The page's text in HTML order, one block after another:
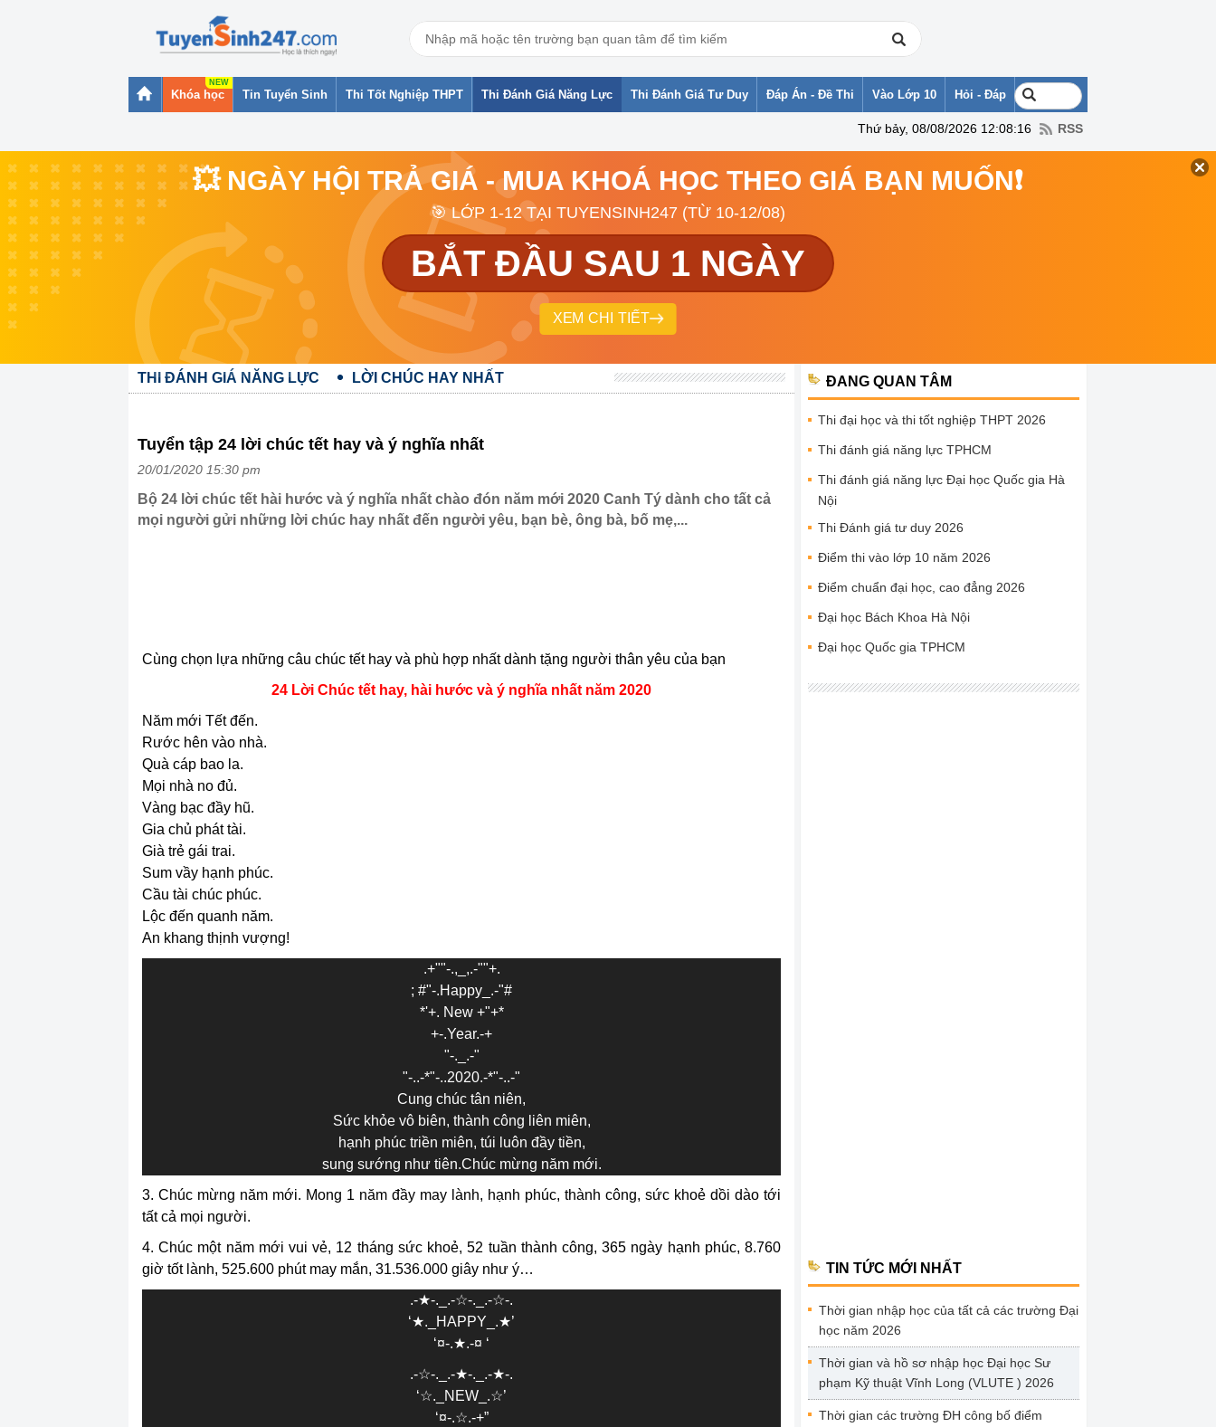
Khóa học Tin Tuyển Sinh Thi Tốt Nghiệp THPT Thi Đánh Giá Năng Lực Thi Đánh Giá Tư Duy Đáp Án - Đề Thi Vào Lớp 10 Hỏi - Đáp
Thứ bảy, 08/08/2026 12:08:16 RSS
💥 NGÀY HỘI TRẢ GIÁ - MUA KHOÁ HỌC THEO GIÁ BẠN MUỐN❗
🎯 LỚP 1-12 TẠI TUYENSINH247 (TỪ 10-12/08)
BẮT ĐẦU SAU 1 NGÀY
XEM CHI TIẾT
THI ĐÁNH GIÁ NĂNG LỰC LỜI CHÚC HAY NHẤT
Tuyển tập 24 lời chúc tết hay và ý nghĩa nhất
20/01/2020 15:30 pm
Bộ 24 lời chúc tết hài hước và ý nghĩa nhất chào đón năm mới 2020 Canh Tý dành cho tất cả
mọi người gửi những lời chúc hay nhất đến người yêu, bạn bè, ông bà, bố mẹ,...
Cùng chọn lựa những câu chúc tết hay và phù hợp nhất dành tặng người thân yêu của bạn
24 Lời Chúc tết hay, hài hước và ý nghĩa nhất năm 2020
Năm mới Tết đến.
Rước hên vào nhà.
Quà cáp bao la.
Mọi nhà no đủ.
Vàng bạc đầy hũ.
Gia chủ phát tài.
Già trẻ gái trai.
Sum vầy hạnh phúc.
Cầu tài chúc phúc.
Lộc đến quanh năm.
An khang thịnh vượng!
.+""-.,_,.-""+.
; #"-.Happy_.-"#
*'+. New +"+*
+-.Year.-+
"-._.-"
"-..-*"-..2020.-*"-..-"
Cung chúc tân niên,
Sức khỏe vô biên, thành công liên miên,
hạnh phúc triền miên, túi luôn đầy tiền,
sung sướng như tiên.Chúc mừng năm mới.
3. Chúc mừng năm mới. Mong 1 năm đầy may lành, hạnh phúc, thành công, sức khoẻ dồi dào tới
tất cả mọi người.
4. Chúc một năm mới vui vẻ, 12 tháng sức khoẻ, 52 tuần thành công, 365 ngày hạnh phúc, 8.760
giờ tốt lành, 525.600 phút may mắn, 31.536.000 giây như ý…
.-★-._.-☆-._.-☆-.
‘★._HAPPY_.★’
‘¤-.★.-¤ ‘
.-☆-._.-★-._.-★-.
‘☆._NEW_.☆’
‘¤-.☆.-+”
ĐANG QUAN TÂM
Thi đại học và thi tốt nghiệp THPT 2026
Thi đánh giá năng lực TPHCM
Thi đánh giá năng lực Đại học Quốc gia Hà
Nội
Thi Đánh giá tư duy 2026
Điểm thi vào lớp 10 năm 2026
Điểm chuẩn đại học, cao đẳng 2026
Đại học Bách Khoa Hà Nội
Đại học Quốc gia TPHCM
TIN TỨC MỚI NHẤT
Thời gian nhập học của tất cả các trường Đại
học năm 2026
Thời gian và hồ sơ nhập học Đại học Sư
phạm Kỹ thuật Vĩnh Long (VLUTE ) 2026
Thời gian các trường ĐH công bố điểm